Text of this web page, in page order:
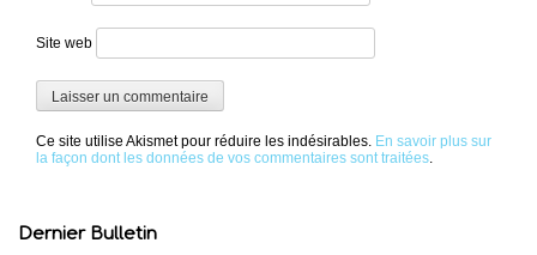
Site web
Ce site utilise Akismet pour réduire les indésirables. En savoir plus sur
la façon dont les données de vos commentaires sont traitées.
Dernier Bulletin